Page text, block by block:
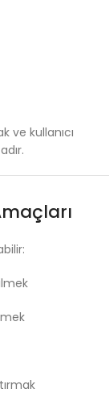
ve kullanıcı